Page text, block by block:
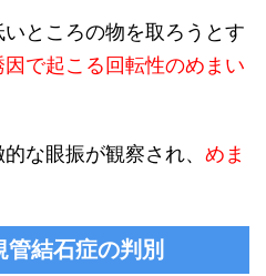
ところの物を取ろうとす
で起こる回転性のめまい
な眼振が観察され、 めま
結石症の判別